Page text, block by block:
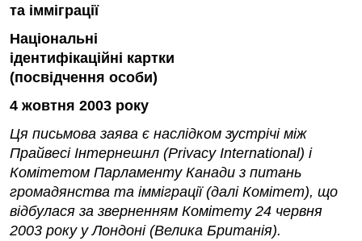
та імміграції
Національні
ідентифікаційні картки
(посвідчення особи)
4 жовтня 2003 року
Ця письмова заява є наслідком зустрічі між
Прайвесі Інтернешнл (Privacy International) і
Комітетом Парламенту Канади з питань
громадянства та імміграції (далі Комітет), що
відбулася за зверненням Комітету 24 червня
2003 ро­ку у Лондоні (Велика Британія).